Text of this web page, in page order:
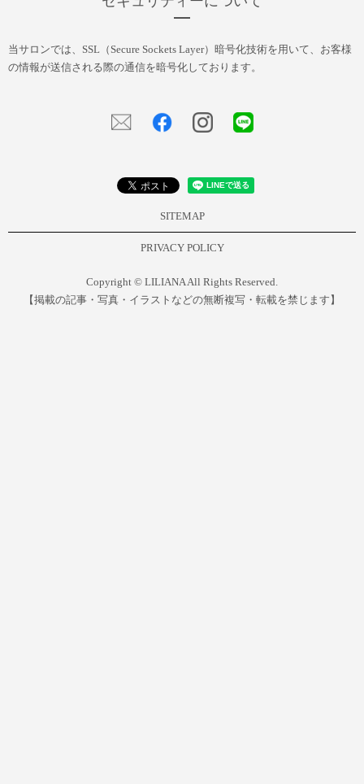
当サロンでは、SSL（Secure Sockets Layer）暗号化技術を用いて、お客様
の情報が送信される際の通信を暗号化しております。
SITEMAP
PRIVACY POLICY
Copyright © LILIANA All Rights Reserved.
【掲載の記事・写真・イラストなどの無断複写・転載を禁じます】